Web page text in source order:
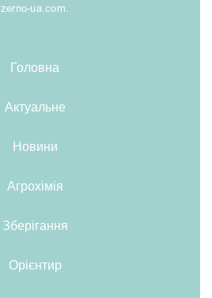
zerno-ua.com.
Головна
Актуальне
Новини
Агрохімія
Зберігання
Орієнтир